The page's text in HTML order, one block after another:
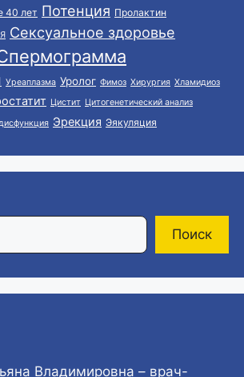
40 лет Потенция Пролактин
Сексуальное здоровье
Уреаплазма Уролог Фимоз Хирургия Хламидиоз
Цистит Цитогенетический анализ
Эрекция Эякуляция
Поиск
Владимировна – врач-